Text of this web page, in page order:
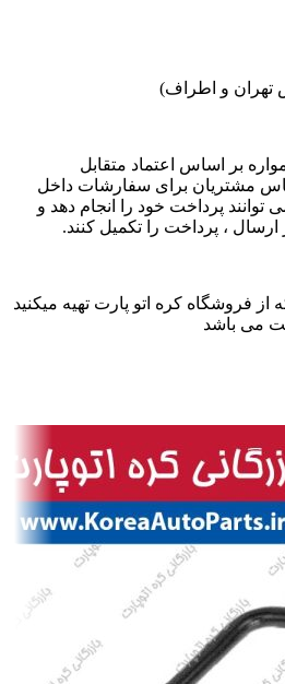
و اطراف)
بر اساس اعتماد متقابل
مشتریان برای سفارشات داخل
پرداخت خود را انجام دهد و
، پرداخت را تکمیل کنند.
فروشگاه کره اتو پارت تهیه میکنید
می باشد